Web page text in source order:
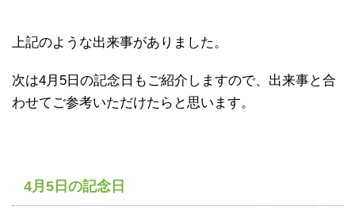
上記のような出来事がありました。
次は4月5日の記念日もご紹介しますので、出来事と合
わせてご参考いただけたらと思います。
4月5日の記念日